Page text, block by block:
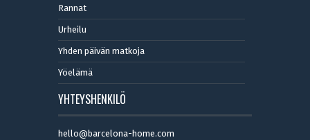
Rannat
Urheilu
Yhden päivän matkoja
Yöelämä
YHTEYSHENKILÖ
hello@barcelona-home.com